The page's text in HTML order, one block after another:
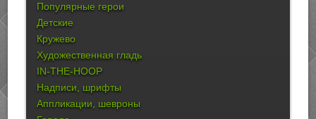
Популярные герои
Детские
Кружево
Художественная гладь
IN-THE-HOOP
Надписи, шрифты
Аппликации, шевроны